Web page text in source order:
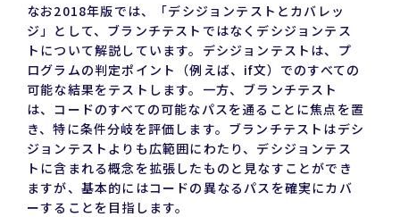
なお2018年版では、「デシジョンテストとカバレッ
ジ」として、ブランチテストではなくデシジョンテス
トについて解説しています。デシジョンテストは、プ
ログラムの判定ポイント（例えば、if文）でのすべての
可能な結果をテストします。一方、ブランチテスト
は、コードのすべての可能なパスを通ることに焦点を置
き、特に条件分岐を評価します。ブランチテストはデシ
ジョンテストよりも広範囲にわたり、デシジョンテス
トに含まれる概念を拡張したものと見なすことができ
ますが、基本的にはコードの異なるパスを確実にカバ
ーすることを目指します。